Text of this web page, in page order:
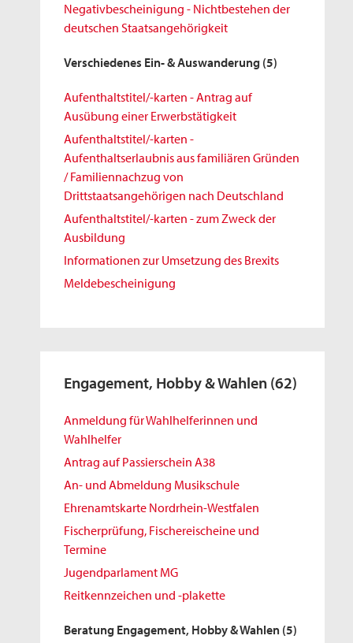
Negativbescheinigung - Nichtbestehen der
deutschen Staatsangehörigkeit
Verschiedenes Ein- & Auswanderung (5)
Aufenthaltstitel/-karten - Antrag auf
Ausübung einer Erwerbstätigkeit
Aufenthaltstitel/-karten -
Aufenthaltserlaubnis aus familiären Gründen
/ Familiennachzug von
Drittstaatsangehörigen nach Deutschland
Aufenthaltstitel/-karten - zum Zweck der
Ausbildung
Informationen zur Umsetzung des Brexits
Meldebescheinigung
Engagement, Hobby & Wahlen (62)
Anmeldung für Wahlhelferinnen und
Wahlhelfer
Antrag auf Passierschein A38
An- und Abmeldung Musikschule
Ehrenamtskarte Nordrhein-Westfalen
Fischerprüfung, Fischereischeine und
Termine
Jugendparlament MG
Reitkennzeichen und -plakette
Beratung Engagement, Hobby & Wahlen (5)